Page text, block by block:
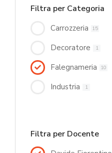
Filtra per Categoria
Carrozzeria 15
Decoratore 1
Falegnameria 10
Industria 1
Filtra per Docente